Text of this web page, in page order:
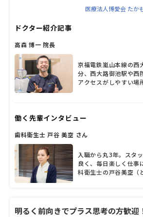
医療法人博愛会 たか
ドクター紹介記事
高森 博一 院長
京福電鉄嵐山本線の西
分、西大路御池駅や西
アクセスがしやすい場
が漂うアットホームな
ったが、2年ほど前、
す。それを打ち破っ
う言葉との出会いだっ
を保ったまま生涯を過
く言葉だが、それが容
働く先輩インタビュー
歯科衛生士 戸谷 美空 さん
入職から丸3年。スタ
良く、毎日楽しく仕事
科衛生士の戸谷美空（
いう「たかもり歯科医
明るく前向きでプラス思考の方歓迎